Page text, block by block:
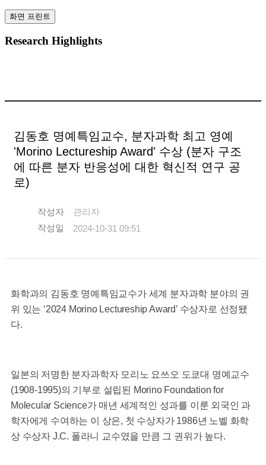
화면 프린트
Research Highlights
김동호 명예특임교수, 분자과학 최고 영예
'Morino Lectureship Award' 수상 (분자 구조
에 따른 분자 반응성에 대한 혁신적 연구 공
로)
작성자
관리자
작성일
2024-10-31 09:51
화학과의 김동호 명예특임교수가 세계 분자과학 분야의 권
위 있는 ‘2024 Morino Lectureship Award’ 수상자로 선정됐
다.
일본의 저명한 분자과학자 모리노 요쓰오 도쿄대 명예교수
(1908-1995)의 기부로 설립된 Morino Foundation for
Molecular Science가 매년 세계적인 성과를 이룬 외국인 과
학자에게 수여하는 이 상은, 첫 수상자가 1986년 노벨 화학
상 수상자 J.C. 폴라니 교수였을 만큼 그 권위가 높다.